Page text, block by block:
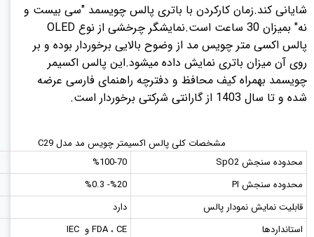
شایانی کند.زمان کارکردن با باتری پالس چویسمد "سی بیست و
نه" بمیزان 30 ساعت است.نمایشگر چرخشی از نوع OLED
پالس اکسی متر چویس مد از وضوح بالایی برخوردار بوده و بر
روی آن میزان باتری نمایش داده میشود.این پالس اکسیمر
چویسمد بهمراه کیف محافظ و دفترچه راهنمای فارسی عرضه
شده و تا سال 1403 از گارانتی شرکتی برخوردار است.
مشخصات کلی پالس اکسیمتر چویس مد مدل C29
محدوده سنجش SpO2
%100-70
محدوده سنجش PI
%20- %0.3
قابلیت نمایش نمودار پالس
دارد
استانداردها
FDA ، CE و IEC